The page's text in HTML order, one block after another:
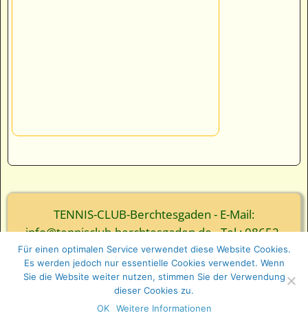
TENNIS-CLUB-Berchtesgaden - E-Mail:
info@tennisclub-berchtesgaden.de - Tel.: 08652-
3839
© Webgestaltung - Ernst Wurm und Florian Wurm
GbR
Für einen optimalen Service verwendet diese Website Cookies.
Es werden jedoch nur essentielle Cookies verwendet. Wenn
Sie die Website weiter nutzen, stimmen Sie der Verwendung
dieser Cookies zu.
OK
Weitere Informationen